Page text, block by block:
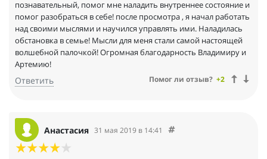
познавательный, помог мне наладить внутреннее состояние и
помог разобраться в себе! после просмотра , я начал работать
над своими мыслями и научился управлять ими. Наладилась
обстановка в семье! Мысли для меня стали самой настоящей
волшебной палочкой! Огромная благодарность Владимиру и
Артемию!
Ответить Помог ли отзыв? +2
Анастасия 31 мая 2019 в 14:41